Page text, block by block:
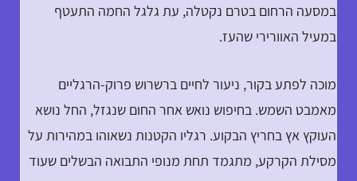
במסעה הרחום בטרם נקטלה, עת גלגל החמה התעטף
במעיל האוורירי שהעז.
מוכה לפתע בקור, ניעור לחיים ברשרוש פרוק-הרגליים
מאמבט השמש. בחיפוש נואש אחר החום שנגזל, החל נושא
העוקץ אץ בחריץ הבקוע. רגליו הקטנות נשאוהו במהירות על
מסילת הקרקע, מתגמד תחת מנופי התבואה הבשלים שעוד